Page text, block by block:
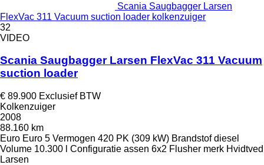
Scania Saugbagger Larsen
FlexVac 311 Vacuum suction loader kolkenzuiger
32
VIDEO
Scania Saugbagger Larsen FlexVac 311 Vacuum
suction loader
€ 89.900 Exclusief BTW
Kolkenzuiger
2008
88.160 km
Euro Euro 5 Vermogen 420 PK (309 kW) Brandstof diesel
Volume 10.300 l Configuratie assen 6x2 Flusher merk Hvidtved
Larsen